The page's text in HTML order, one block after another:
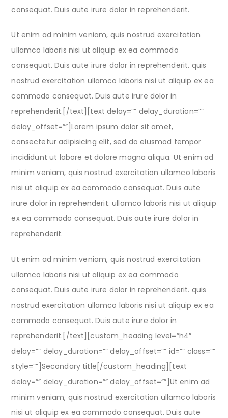
consequat. Duis aute irure dolor in reprehenderit.
Ut enim ad minim veniam, quis nostrud exercitation
ullamco laboris nisi ut aliquip ex ea commodo
consequat. Duis aute irure dolor in reprehenderit. quis
nostrud exercitation ullamco laboris nisi ut aliquip ex ea
commodo consequat. Duis aute irure dolor in
reprehenderit.[/text][text delay=”” delay_duration=””
delay_offset=””]Lorem ipsum dolor sit amet,
consectetur adipisicing elit, sed do eiusmod tempor
incididunt ut labore et dolore magna aliqua. Ut enim ad
minim veniam, quis nostrud exercitation ullamco laboris
nisi ut aliquip ex ea commodo consequat. Duis aute
irure dolor in reprehenderit. ullamco laboris nisi ut aliquip
ex ea commodo consequat. Duis aute irure dolor in
reprehenderit.
Ut enim ad minim veniam, quis nostrud exercitation
ullamco laboris nisi ut aliquip ex ea commodo
consequat. Duis aute irure dolor in reprehenderit. quis
nostrud exercitation ullamco laboris nisi ut aliquip ex ea
commodo consequat. Duis aute irure dolor in
reprehenderit.[/text][custom_heading level=”h4″
delay=”” delay_duration=”” delay_offset=”” id=”” class=””
style=””]Secondary title[/custom_heading][text
delay=”” delay_duration=”” delay_offset=””]Ut enim ad
minim veniam, quis nostrud exercitation ullamco laboris
nisi ut aliquip ex ea commodo consequat. Duis aute